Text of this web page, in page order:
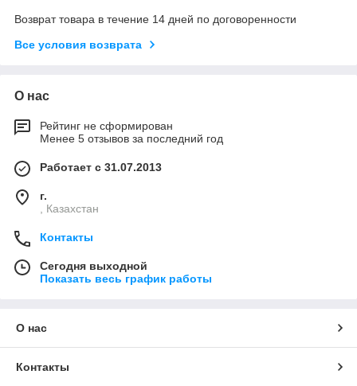
Возврат товара в течение 14 дней по договоренности
Все условия возврата
О нас
Рейтинг не сформирован
Менее 5 отзывов за последний год
Работает с 31.07.2013
г.
, Казахстан
Контакты
Сегодня выходной
Показать весь график работы
О нас
Контакты